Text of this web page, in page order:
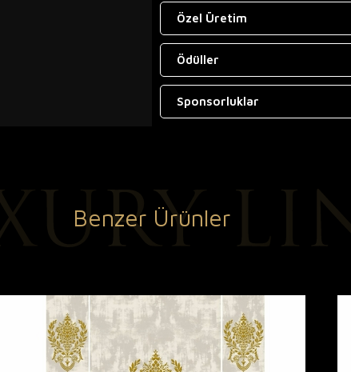
Özel Üretim
Ödüller
Sponsorluklar
Benzer Ürünler